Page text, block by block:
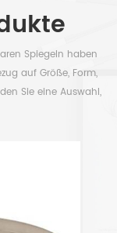
Spiegeln haben
auf Größe, Form,
Sie eine Auswahl,